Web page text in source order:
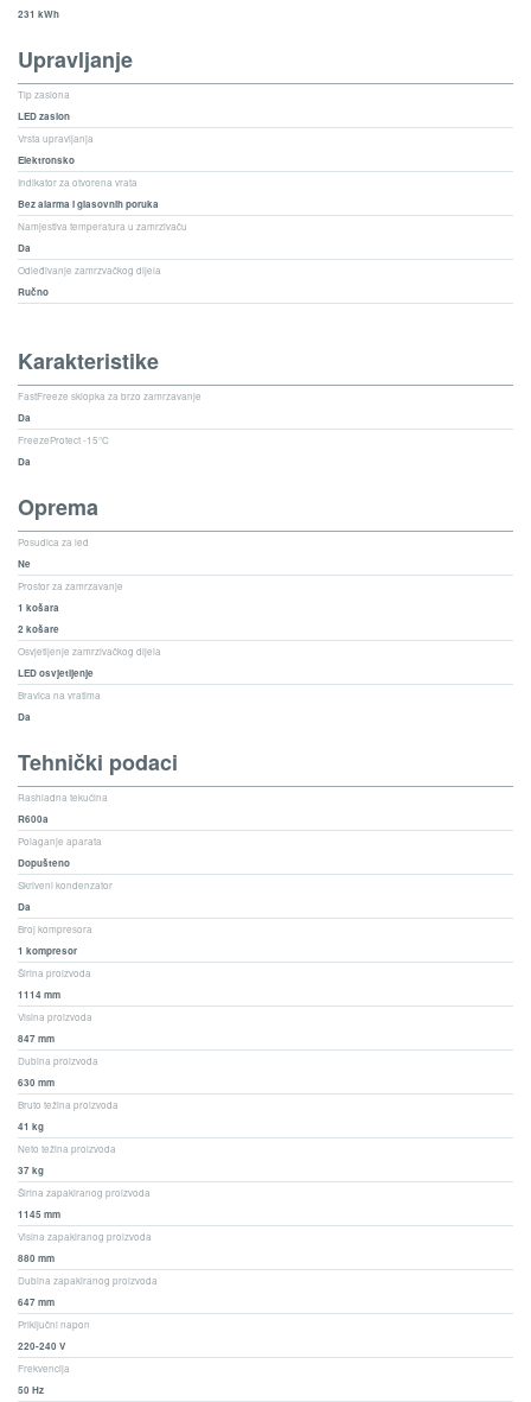
231 kWh
Upravljanje
Tip zaslona
LED zaslon
Vrsta upravljanja
Elektronsko
Indikator za otvorena vrata
Bez alarma i glasovnih poruka
Namjestiva temperatura u zamrzivaču
Da
Odleđivanje zamrzvačkog dijela
Ručno
Karakteristike
FastFreeze sklopka za brzo zamrzavanje
Da
FreezeProtect -15°C
Da
Oprema
Posudica za led
Ne
Prostor za zamrzavanje
1 košara
2 košare
Osvjetljenje zamrzivačkog dijela
LED osvjetljenje
Bravica na vratima
Da
Tehnički podaci
Rashladna tekućina
R600a
Polaganje aparata
Dopušteno
Skriveni kondenzator
Da
Broj kompresora
1 kompresor
Širina proizvoda
1114 mm
Visina proizvoda
847 mm
Dubina proizvoda
630 mm
Bruto težina proizvoda
41 kg
Neto težina proizvoda
37 kg
Širina zapakiranog proizvoda
1145 mm
Visina zapakiranog proizvoda
880 mm
Dubina zapakiranog proizvoda
647 mm
Priključni napon
220-240 V
Frekvencija
50 Hz